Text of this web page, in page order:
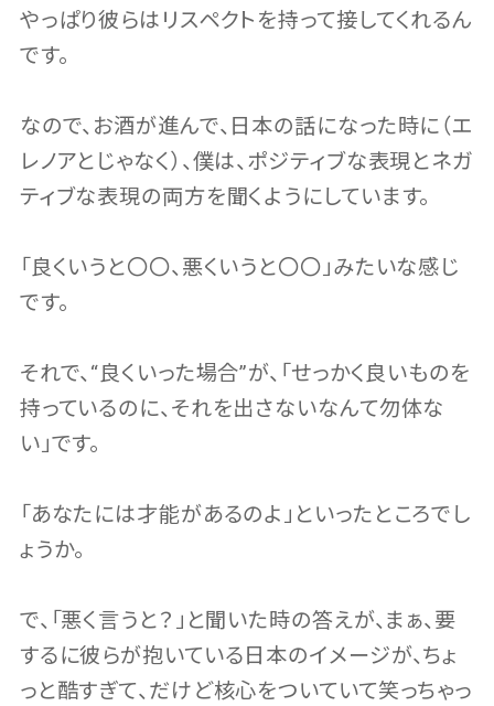
やっぱり彼らはリスペクトを持って接してくれるん
です。
なので、お酒が進んで、日本の話になった時に（エ
レノアとじゃなく）、僕は、ポジティブな表現とネガ
ティブな表現の両方を聞くようにしています。
「良くいうと〇〇、悪くいうと〇〇」みたいな感じ
です。
それで、“良くいった場合”が、「せっかく良いものを
持っているのに、それを出さないなんて勿体な
い」です。
「あなたには才能があるのよ」といったところでし
ょうか。
で、「悪く言うと？」と聞いた時の答えが、まぁ、要
するに彼らが抱いている日本のイメージが、ちょ
っと酷すぎて、だけど核心をついていて笑っちゃっ